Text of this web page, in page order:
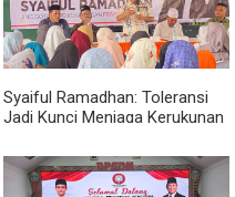
Syaiful Ramadhan: Toleransi
Jadi Kunci Menjaga Kerukunan
Medan